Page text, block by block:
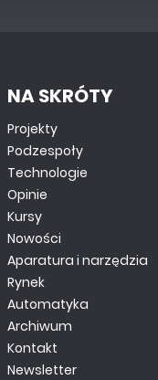
NA SKRÓTY
Projekty
Podzespoły
Technologie
Opinie
Kursy
Nowości
Aparatura i narzędzia
Rynek
Automatyka
Archiwum
Kontakt
Newsletter